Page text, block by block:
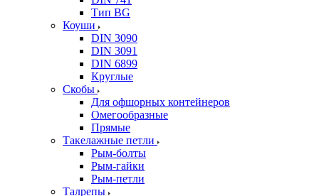
Тип BG
Коуши
DIN 3090
DIN 3091
DIN 6899
Круглые
Скобы
Для офшорных контейнеров
Омегообразные
Прямые
Такелажные петли
Рым-болты
Рым-гайки
Рым-петли
Талрепы